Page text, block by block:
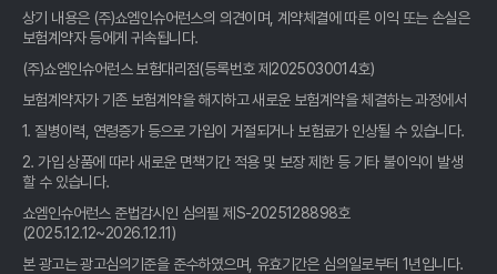
암보험 비교, 클릭 몇 번으로 끝? 숨겨진 꿀팁 전격 공개!
암보험 비교, 발품 팔지 마세요! 숨겨진 꿀팁 여기서 챙겨가세요
암보험 비교사이트, 2026년 가입 전 '이것' 모르면 손해! 후회없는
선택 가이드
암보험 비교, 발품 팔 필요 없다! 숨겨진 꿀팁 여기서 확인하세요
상기 내용은 (주)쇼엠인슈어런스의 의견이며, 계약체결에 따른 이익 또는 손실은
보험계약자 등에게 귀속됩니다.
(주)쇼엠인슈어런스 보험대리점(등록번호 제2025030014호)
보험계약자가 기존 보험계약을 해지하고 새로운 보험계약을 체결하는 과정에서
1. 질병이력, 연령증가 등으로 가입이 거절되거나 보험료가 인상될 수 있습니다.
2. 가입 상품에 따라 새로운 면책기간 적용 및 보장 제한 등 기타 불이익이 발생
할 수 있습니다.
쇼엠인슈어런스 준법감시인 심의필 제S-2025128898호
(2025.12.12~2026.12.11)
본 광고는 광고심의기준을 준수하였으며, 유효기간은 심의일로부터 1년입니다.